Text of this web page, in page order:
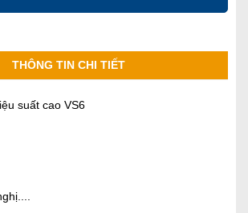
THÔNG TIN CHI TIẾT
suất cao VS6